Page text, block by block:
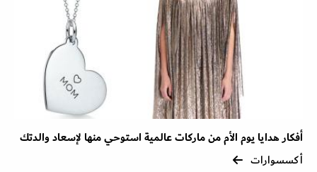
أفكار هدايا يوم الأم من ماركات عالمية استوحي منها لإسعاد والدتك
أكسسوارات